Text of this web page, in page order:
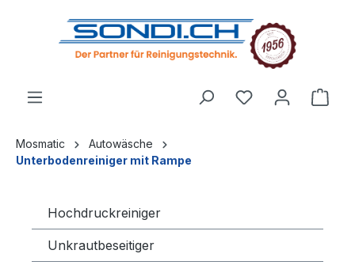
springen
Mosmatic
Autowäsche
Unterbodenreiniger mit Rampe
Hochdruckreiniger
Unkrautbeseitiger